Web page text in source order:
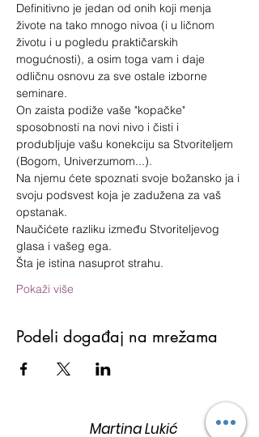
Definitivno je jedan od onih koji menja
živote na tako mnogo nivoa (i u ličnom
životu i u pogledu praktičarskih
mogućnosti), a osim toga vam i daje
odličnu osnovu za sve ostale izborne
seminare.
On zaista podiže vaše "kopačke"
sposobnosti na novi nivo i čisti i
produbljuje vašu konekciju sa Stvoriteljem
(Bogom, Univerzumom...).
Na njemu ćete spoznati svoje božansko ja i
svoju podsvest koja je zadužena za vaš
opstanak.
Naučićete razliku između Stvoriteljevog
glasa i vašeg ega.
Šta je istina nasuprot strahu.
Pokaži više
Podeli događaj na mrežama
Martina Lukić